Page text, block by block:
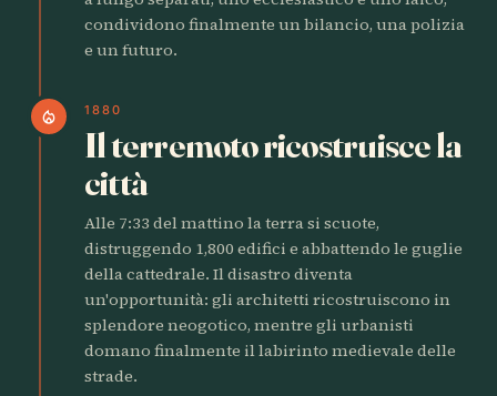
condividono finalmente un bilancio, una polizia
e un futuro.
local_fire_department 1880
Il terremoto ricostruisce la
città
Alle 7:33 del mattino la terra si scuote,
distruggendo 1,800 edifici e abbattendo le guglie
della cattedrale. Il disastro diventa
un'opportunità: gli architetti ricostruiscono in
splendore neogotico, mentre gli urbanisti
domano finalmente il labirinto medievale delle
strade.